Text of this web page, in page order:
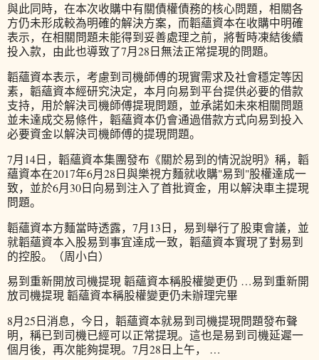
與此同時，在本次收購中有關債權債務的核心問題，相關各
方仍未形成較為明確的解決方案，而韜蘊資本在收購中明確
表示，在相關問題未能得到妥善處理之前，將暫時凍結後續
投入款，由此也導致了7月28日無法正常提現的問題。
韜蘊資本表示，考慮到司機師傅的現實需求及社會穩定等因
素，韜蘊資本經研究決定，本月向易到平台提供必要的借款
支持，用於解決司機師傅提現問題，並承諾如未來相關問題
並未達成交易條件，韜蘊資本仍會通過借款方式向易到投入
必要資金以解決司機師傅的提現問題。
7月14日，韜蘊資本集團發布《關於易到的情況說明》稱，韜
蘊資本在2017年6月28日與樂視方麵就收購"易到"股權達成一
致，並於6月30日向易到注入了首批資金，用以解決車主提現
問題。
韜蘊資本方麵當時透露，7月13日，易到舉行了股東會議，並
就韜蘊資本入股易到事宜達成一致，韜蘊資本實現了對易到
的控股。（周小白）
易到重新開放司機提現 韜蘊資本稱股權變更仍 …易到重新開
放司機提現 韜蘊資本稱股權變更仍未辦理完畢
8月25日消息，今日，韜蘊資本就易到司機提現問題發布聲
明，稱已到司機已經可以正常提現。這也是易到司機延遲一
個月後，再次能夠提現。7月28日上午， …